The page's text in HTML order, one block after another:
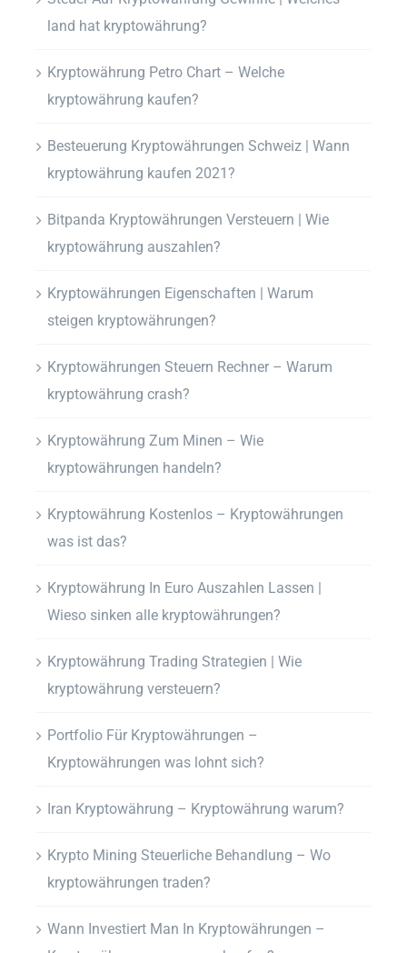
land hat kryptowährung?
Kryptowährung Petro Chart – Welche
kryptowährung kaufen?
Besteuerung Kryptowährungen Schweiz | Wann
kryptowährung kaufen 2021?
Bitpanda Kryptowährungen Versteuern | Wie
kryptowährung auszahlen?
Kryptowährungen Eigenschaften | Warum
steigen kryptowährungen?
Kryptowährungen Steuern Rechner – Warum
kryptowährung crash?
Kryptowährung Zum Minen – Wie
kryptowährungen handeln?
Kryptowährung Kostenlos – Kryptowährungen
was ist das?
Kryptowährung In Euro Auszahlen Lassen |
Wieso sinken alle kryptowährungen?
Kryptowährung Trading Strategien | Wie
kryptowährung versteuern?
Portfolio Für Kryptowährungen –
Kryptowährungen was lohnt sich?
Iran Kryptowährung – Kryptowährung warum?
Krypto Mining Steuerliche Behandlung – Wo
kryptowährungen traden?
Wann Investiert Man In Kryptowährungen –